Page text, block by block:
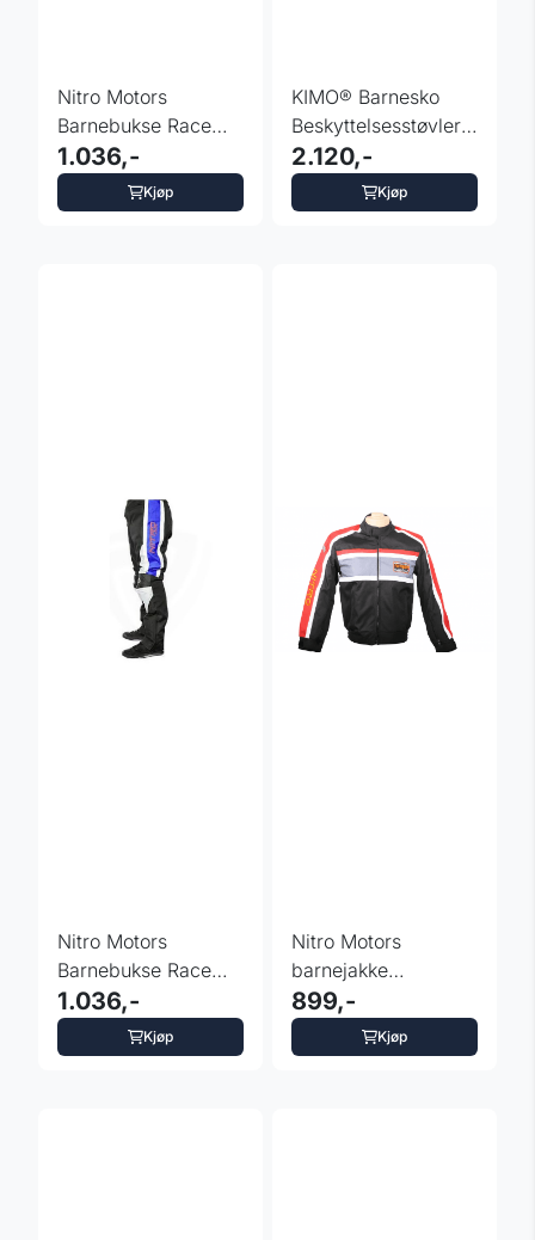
Nitro Motors
Barnebukse Race
Team rød
1.036,-
Kjøp
KIMO® Barnesko
Beskyttelsesstøvler
rød
2.120,-
Kjøp
Nitro Motors
Barnebukse Race
Team blå
1.036,-
Kjøp
Nitro Motors
barnejakke
motorcross Cordura
racing rød
899,-
Kjøp